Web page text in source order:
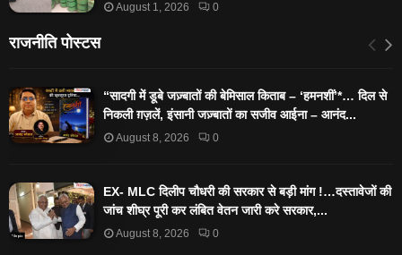
August 1, 2026 0
राजनीति पोस्टस
“सादगी में डूबे जज़्बातों की बेमिसाल किताब – ‘हमनशीं’*… दिल से
निकली ग़ज़लें, इंसानी जज़्बातों का सजीव आईना – आनंद...
August 8, 2026 0
EX- MLC दिलीप चौधरी की सरकार से बड़ी मांग !…दस्तावेजों की
जांच शीघ्र पूरी कर लंबित वेतन जारी करे सरकार,...
August 8, 2026 0